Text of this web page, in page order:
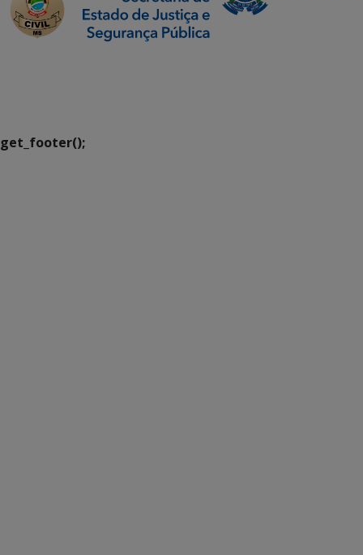
get_footer();